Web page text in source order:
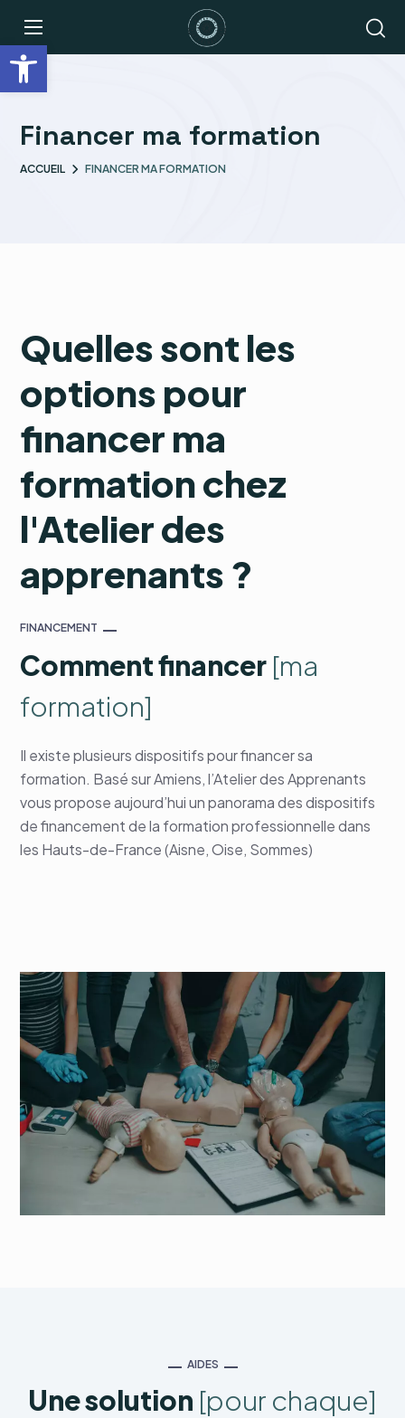
Ouvrir la barre d’outils
Financer ma formation
ACCUEIL FINANCER MA FORMATION
Quelles sont les
options pour
financer ma
formation chez
l'Atelier des
apprenants ?
FINANCEMENT
Comment financer [ma
formation]
Il existe plusieurs dispositifs pour financer sa
formation. Basé sur Amiens, l’Atelier des Apprenants
vous propose aujourd’hui un panorama des dispositifs
de financement de la formation professionnelle dans
les Hauts-de-France (Aisne, Oise, Sommes)
AIDES
Une solution [pour chaque]